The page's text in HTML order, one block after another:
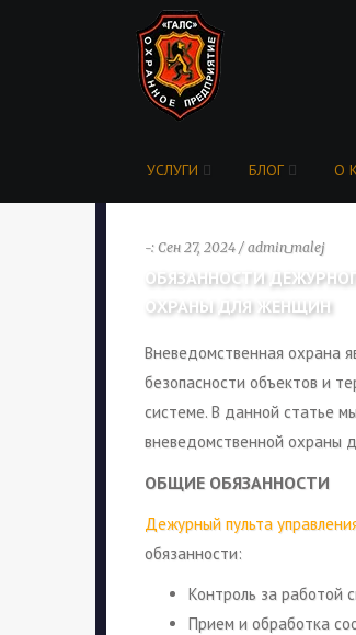
УСЛУГИ БЛОГ О
-: Сен 27, 2024 / admin_malej
ОБЯЗАННОСТИ
ОХРАНЫ ДЛЯ ЖЕНЩИН
Вневедомственная охрана
безопасности объектов и
системе. В данной статье
вневедомственной охраны
ОБЩИЕ ОБЯЗАННОСТИ
Дежурный пульта
обязанности:
Контроль за работой
Прием и обработка